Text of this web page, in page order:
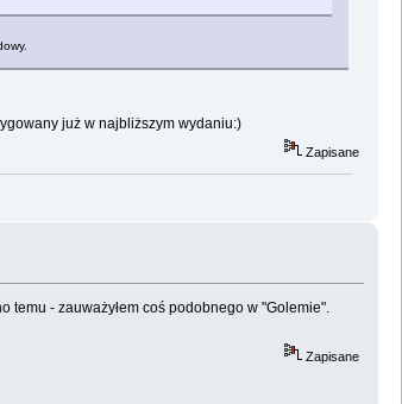
już w najbliższym wydaniu:)
Zapisane
temu - zauważyłem coś podobnego w "Golemie".
Zapisane